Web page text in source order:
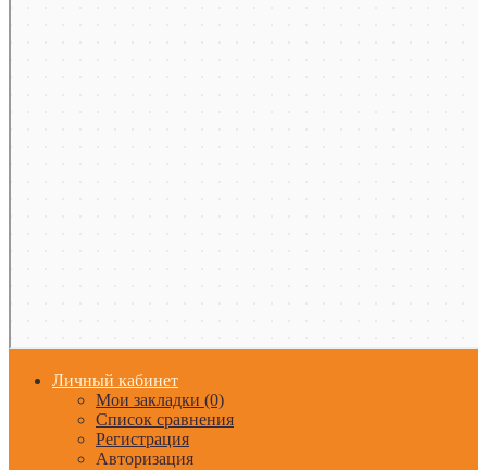
Личный кабинет
Мои закладки (0)
Список сравнения
Регистрация
Авторизация